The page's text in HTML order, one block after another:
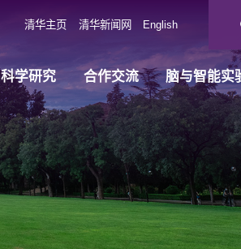
清华主页 清华新闻网 English
科学研究 合作交流 脑与智能实